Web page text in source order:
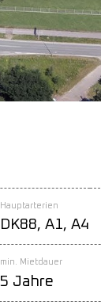
Hauptarterien
DK88, A1, A4
min. Mietdauer
5 Jahre